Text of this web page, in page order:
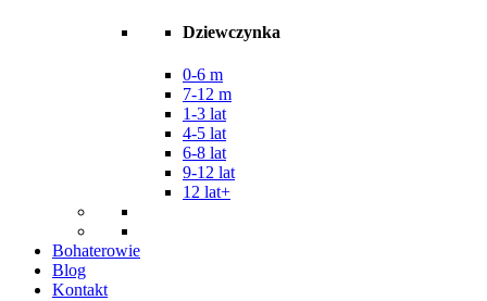
Dziewczynka
0-6 m
7-12 m
1-3 lat
4-5 lat
6-8 lat
9-12 lat
12 lat+
Bohaterowie
Blog
Kontakt